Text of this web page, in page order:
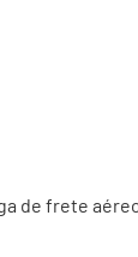
de frete